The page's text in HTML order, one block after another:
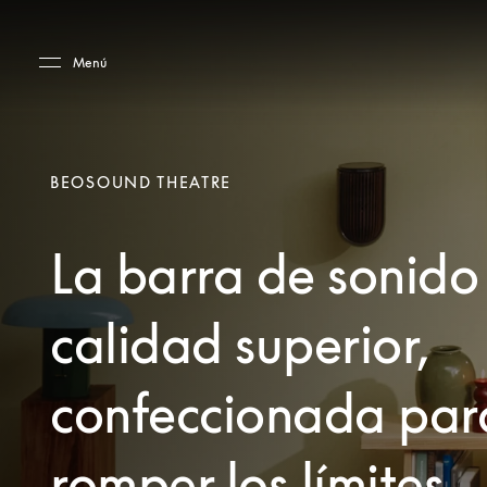
Menú
BEOSOUND THEATRE
La barra de
calidad superior,
confeccionada